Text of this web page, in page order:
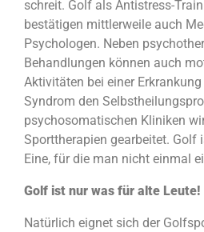
schreit. Golf als Antistress-
bestätigen mittlerweile auch
Psychologen. Neben
Behandlungen können auch
Aktivitäten bei einer
Syndrom den
psychosomatischen Kliniken
Sporttherapien gearbeitet. Golf
Eine, für die man nicht einmal
Golf ist nur was für alte Leute!
Natürlich eignet sich der